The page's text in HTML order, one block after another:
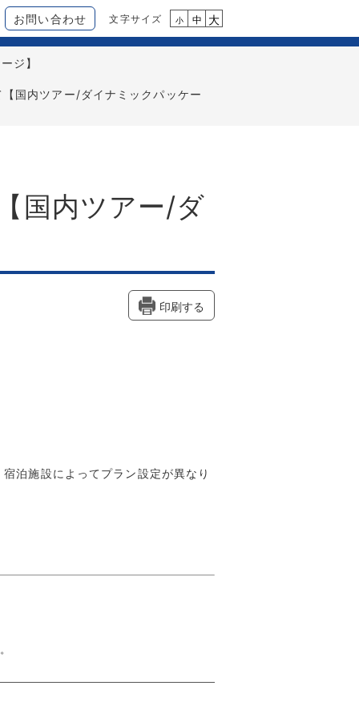
お問い合わせ 文字サイズ 小 中 大
ジ】
国内ツアー/ダイナミックパッケー
国内ツアー/ダ
印刷する
泊施設によってプラン設定が異なり